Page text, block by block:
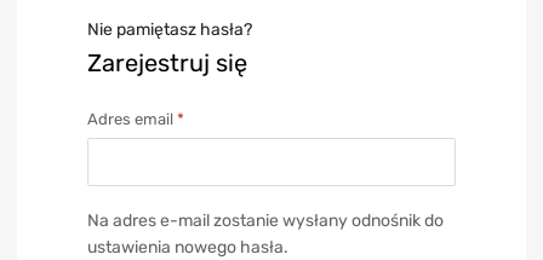
Nie pamiętasz hasła?
Zarejestruj się
Adres email *
Na adres e-mail zostanie wysłany odnośnik do
ustawienia nowego hasła.